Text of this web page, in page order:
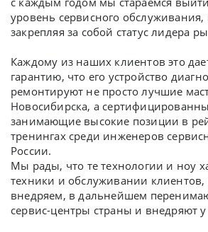
уровень сервисного
закрепляя за собой статус лидера
Каждому из наших клиентов это
гарантию, что его устройство
ремонтируют не просто лучшие
Новосибирска, а
занимающие высокие позиции в
тренингах среди инженеров
России.
Мы рады, что те технологии и ноу
техники и обслуживании
внедряем, в дальнейшем
сервис-центры страны и внедряют у